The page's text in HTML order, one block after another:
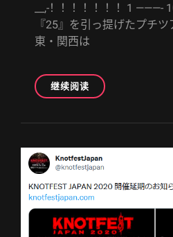
__,-！！！！！！！1 ———-
『25』を引っ提げたプチ
東・関西は
继续阅读PROG
FOR
2026
年
全
年
国
内/